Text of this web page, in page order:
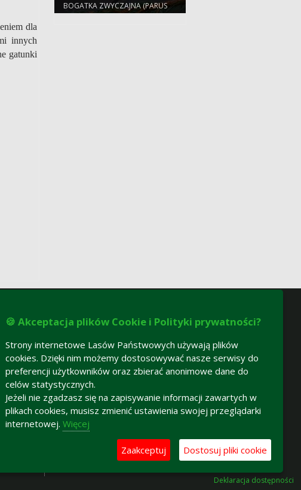
dla
innych
gatunki
BOGATKA ZWYCZAJNA (PARUS
MAJOR)
Deklaracja dostępności
🍪 Akceptacja plików Cookie i Polityki prywatności?
Strony internetowe Lasów Państwowych używają plików
cookies. Dzięki nim możemy dostosowywać nasze serwisy do
preferencji użytkowników oraz zbierać anonimowe dane do
celów statystycznych.
Jeżeli nie zgadzasz się na zapisywanie informacji zawartych w
plikach cookies, musisz zmienić ustawienia swojej przeglądarki
internetowej. Więcej
Zaakceptuj Dostosuj pliki cookie